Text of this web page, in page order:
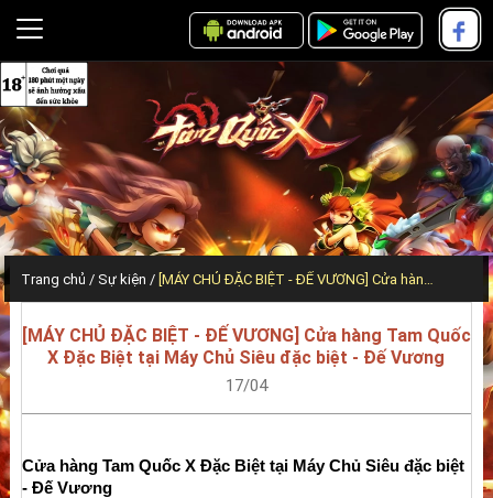
Trang chủ Sự kiện
[MÁY CHỦ ĐẶC BIỆT - ĐẾ VƯƠNG] Cửa hàng Tam Quốc
X Đặc Biệt tại Máy Chủ Siêu đặc biệt - Đế Vương
17/04
Cửa hàng Tam Quốc X Đặc Biệt tại Máy Chủ Siêu đặc biệt
- Đế Vương